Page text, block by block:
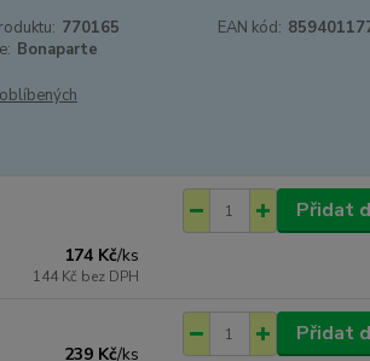
770165 EAN kód:
Bonaparte
174 Kč/ks
144 Kč bez DPH
Přidat
239 Kč/ks
Přidat